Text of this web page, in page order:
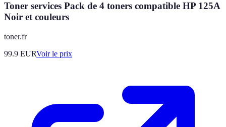
Toner services Pack de 4 toners compatible HP 125A
Noir et couleurs
toner.fr
99.9 EURVoir le prix